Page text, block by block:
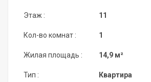
Этаж :
Кол-во комнат :
Жилая площадь :
Тип :
11
1
14,9 м²
Квартира